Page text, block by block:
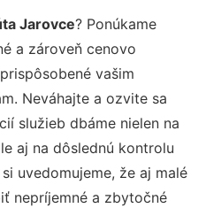
Jarovce? Ponúkame
a zároveň cenovo
vašim
Neváhajte a ozvite sa
služieb dbáme nielen na
aj na dôslednú kontrolu
uvedomujeme, že aj malé
nepríjemné a zbytočné